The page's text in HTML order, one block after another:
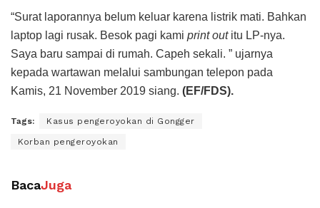
“Surat laporannya belum keluar karena listrik mati. Bahkan
laptop lagi rusak. Besok pagi kami print outitu LP-nya.
Saya baru sampai di rumah. Capeh sekali. ” ujarnya
kepada wartawan melalui sambungan telepon pada
Kamis, 21 November 2019 siang. (EF/FDS).
Tags: Kasus pengeroyokan di Gongger
Korban pengeroyokan
BacaJuga